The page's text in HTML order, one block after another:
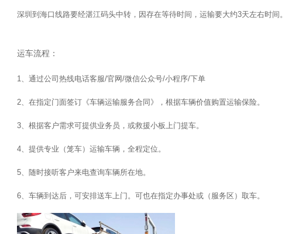
深圳到海口线路要经湛江码头中转，因存在等待时间，运输要大约3天左右时间。
运车流程：
1、通过公司热线电话客服/官网/微信公众号/小程序/下单
2、在指定门面签订《车辆运输服务合同》，根据车辆价值购置运输保险。
3、根据客户需求可提供业务员，或救援小板上门提车。
4、提供专业（笼车）运输车辆，全程定位。
5、随时接听客户来电查询车辆所在地。
6、车辆到达后，可安排送车上门。可也在指定办事处或（服务区）取车。